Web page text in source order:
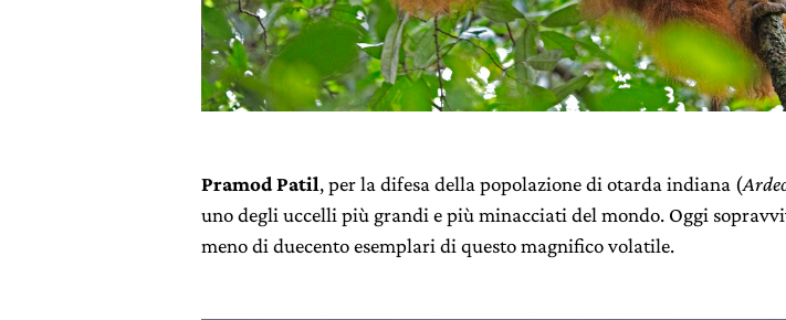
Pramod Patil, per la difesa della popolazione di otarda indiana (
uno degli uccelli più grandi e più minacciati del mondo. Oggi
meno di duecento esemplari di questo magnifico volatile.